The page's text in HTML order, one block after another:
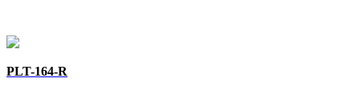
PLT-164-R